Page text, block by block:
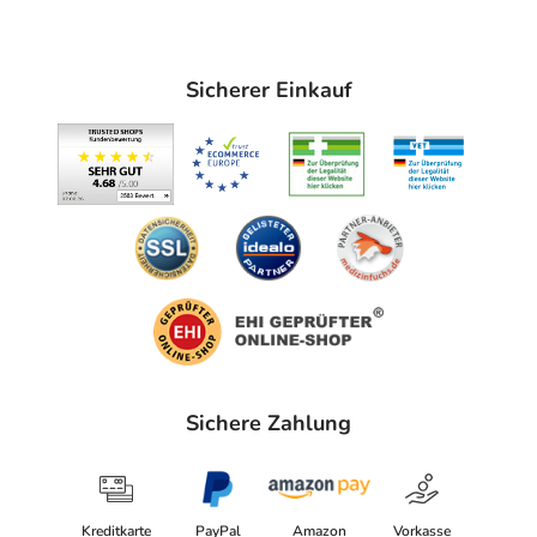
Sonnenschutzmittel großzügig auftragen (geringe
Mengen reduzieren die Schutzleistung).
Hinweise
Ohne allergene Duftstoffe, Parabene, Mineralöle und
Konservierungsstoffe.
Hautverträglichkeit dermatologisch nachgewiesen.
Vollständig einziehen lassen und direkten Kontakt mit
Textilien und harten Oberflächen vermeiden, um
Aqua, Dibutyl Adipate, Diethylamino Hydroxybenzoyl
Hexyl Benzoate, Dicaprylyl Carbonate, Glycerin,
Sicherer Einkauf
Sichere Zahlung
Kreditkarte PayPal Amazon Vorkasse